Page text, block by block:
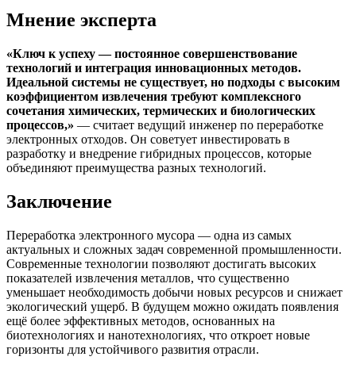
Мнение эксперта
«Ключ к успеху — постоянное совершенствование
технологий и интеграция инновационных методов.
Идеальной системы не существует, но подходы с высоким
коэффициентом извлечения требуют комплексного
сочетания химических, термических и биологических
процессов,» — считает ведущий инженер по переработке
электронных отходов. Он советует инвестировать в
разработку и внедрение гибридных процессов, которые
объединяют преимущества разных технологий.
Заключение
Переработка электронного мусора — одна из самых
актуальных и сложных задач современной промышленности.
Современные технологии позволяют достигать высоких
показателей извлечения металлов, что существенно
уменьшает необходимость добычи новых ресурсов и снижает
экологический ущерб. В будущем можно ожидать появления
ещё более эффективных методов, основанных на
биотехнологиях и нанотехнологиях, что откроет новые
горизонты для устойчивого развития отрасли.